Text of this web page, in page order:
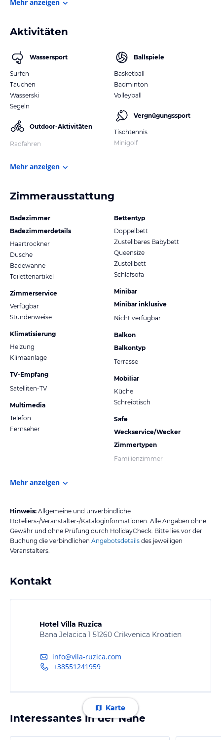
Mehr anzeigen
Aktivitäten
Wassersport
Surfen
Tauchen
Wasserski
Segeln
Outdoor-Aktivitäten
Radfahren
Ballspiele
Basketball
Badminton
Volleyball
Vergnügungssport
Tischtennis
Minigolf
Mehr anzeigen
Zimmerausstattung
Badezimmer
Badezimmerdetails
Haartrockner
Dusche
Badewanne
Toilettenartikel
Zimmerservice
Verfügbar
Stundenweise
Klimatisierung
Heizung
Klimaanlage
TV-Empfang
Satelliten-TV
Multimedia
Telefon
Fernseher
Bettentyp
Doppelbett
Zustellbares Babybett
Queensize
Zustellbett
Schlafsofa
Minibar
Minibar inklusive
Nicht verfügbar
Balkon
Balkontyp
Terrasse
Mobiliar
Küche
Schreibtisch
Safe
Weckservice/Wecker
Zimmertypen
Familienzimmer
Mehr anzeigen
Hinweis: Allgemeine und unverbindliche
Hoteliers-/Veranstalter-/Kataloginformationen. Alle Angaben ohne
Gewähr und ohne Prüfung durch HolidayCheck. Bitte lies vor der
Buchung die verbindlichen Angebotsdetails des jeweiligen
Veranstalters.
Kontakt
Hotel Villa Ruzica
Bana Jelacica 1 51260 Crikvenica Kroatien
info@vila-ruzica.com
+38551241959
Karte
Interessantes in der Nähe